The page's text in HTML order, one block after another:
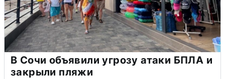
В Сочи объявили угрозу атаки БПЛА и
закрыли пляжи